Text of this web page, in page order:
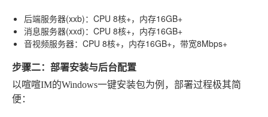
后端服务器(xxb)：CPU 8核+，内存16GB+
消息服务器(xxd)：CPU 8核+，内存16GB+
音视频服务器：CPU 8核+，内存16GB+，带宽8Mbps+
步骤二：部署安装与后台配置
以喧喧IM的Windows一键安装包为例，部署过程极其简
便：